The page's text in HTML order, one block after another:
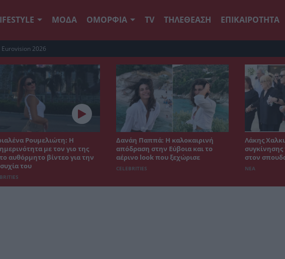
ΜΟΔΑ ΟΜΟΡΦΙΑ TV ΤΗΛΕΘΕΑΣΗ ΕΠΙΚΑΙΡΟΤΗΤΑ
Eurovision 2026
Ρουμελιώτη: Η
με τον γιο της
αυθόρμητο βίντεο για την
του
Δανάη Παππά: Η καλοκαιρινή
απόδραση στην Εύβοια και το
αέρινο look που ξεχώρισε
CELEBRITIES
Λάκης
συγκίνησης
στον
ΝΕΑ